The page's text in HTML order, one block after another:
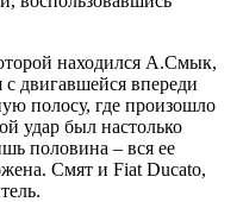
находился А.Смык,
двигавшейся впереди
полосу, где произошло
удар был настолько
половина – вся ее
Смят и Fiat Ducato,